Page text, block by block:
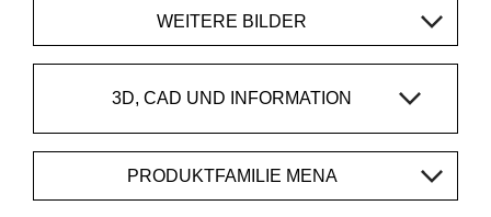
WEITERE BILDER
3D, CAD UND INFORMATION
PRODUKTFAMILIE MENA